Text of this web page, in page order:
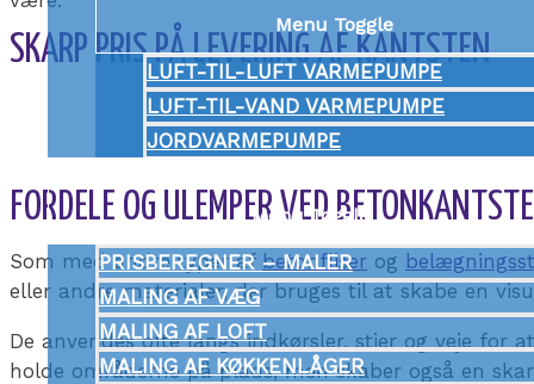
Menu Toggle
LUFT-TIL-LUFT VARMEPUMPE
LUFT-TIL-VAND VARMEPUMPE
JORDVARMEPUMPE
Menu Toggle
PRISBEREGNER – MALER
MALING AF VÆG
MALING AF LOFT
MALING AF KØKKENLÅGER
SKARP PRIS PÅ LEVERING AF KANTSTEN
FORDELE OG ULEMPER VED
Som med andre typer af betonfliser og
eller andre materialer, der bruges til at skabe en
De anvendes ofte langs indkørsler, stier og veje
holde områderne på plads, men skaber også en